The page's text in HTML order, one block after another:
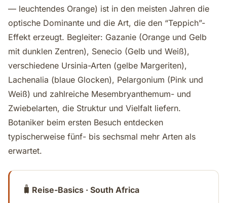
— leuchtendes Orange) ist in den meisten Jahren die
optische Dominante und die Art, die den “Teppich”-
Effekt erzeugt. Begleiter: Gazanie (Orange und Gelb
mit dunklen Zentren), Senecio (Gelb und Weiß),
verschiedene Ursinia-Arten (gelbe Margeriten),
Lachenalia (blaue Glocken), Pelargonium (Pink und
Weiß) und zahlreiche Mesembryanthemum- und
Zwiebelarten, die Struktur und Vielfalt liefern.
Botaniker beim ersten Besuch entdecken
typischerweise fünf- bis sechsmal mehr Arten als
erwartet.
🧳 Reise-Basics · South Africa